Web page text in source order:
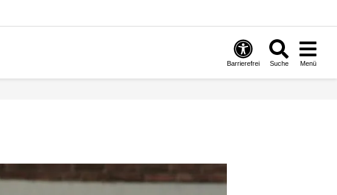
Barrierefrei Suche Menü